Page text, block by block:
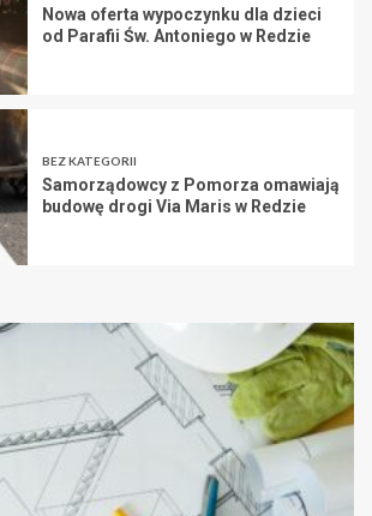
Nowa oferta wypoczynku dla dzieci
od Parafii Św. Antoniego w Redzie
BEZ KATEGORII
Samorządowcy z Pomorza omawiają
budowę drogi Via Maris w Redzie